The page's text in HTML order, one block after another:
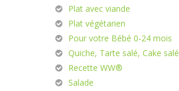
Plat avec viande
Plat végétarien
Pour votre Bébé 0-24 mois
Quiche, Tarte salé, Cake salé
Recette WW®
Salade